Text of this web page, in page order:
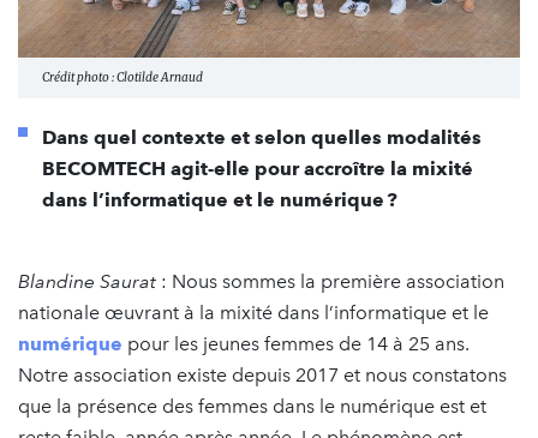
Crédit photo : Clotilde Arnaud
Dans quel contexte et selon quelles modalités
BECOMTECH agit-elle pour accroître la mixité
dans l’informatique et le numérique ?
Blandine Saurat : Nous sommes la première association
nationale œuvrant à la mixité dans l’informatique et le
numérique pour les jeunes femmes de 14 à 25 ans.
Notre association existe depuis 2017 et nous constatons
que la présence des femmes dans le numérique est et